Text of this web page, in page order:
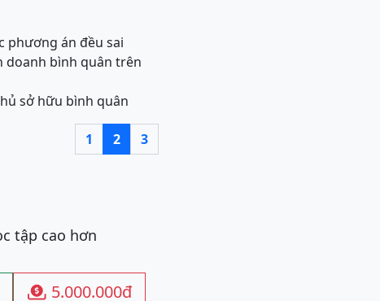
phương án đều sai
doanh bình quân trên
sở hữu bình quân
1 2 3
tập cao hơn
 5.000.000đ